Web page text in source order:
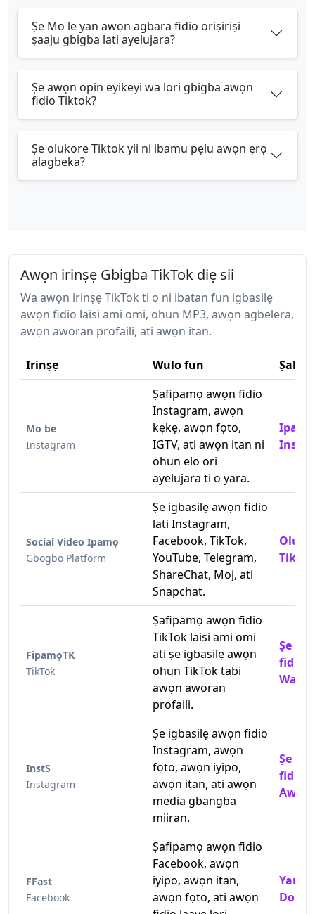
Ṣe Mo le yan awọn agbara fidio oriṣiriṣi
ṣaaju gbigba lati ayelujara?
Ṣe awọn opin eyikeyi wa lori gbigba awọn
fidio Tiktok?
Ṣe olukore Tiktok yii ni ibamu pẹlu awọn ẹrọ
alagbeka?
Awọn irinṣẹ Gbigba TikTok diẹ sii
Wa awọn irinṣẹ TikTok ti o ni ibatan fun igbasilẹ
awọn fidio laisi ami omi, ohun MP3, awọn agbelera,
awọn aworan profaili, ati awọn itan.
Irinṣẹ Wulo fun
Mo be
Instagram
Ṣafipamọ awọn fidio
Instagram, awọn
kẹkẹ, awọn fọto,
IGTV, ati awọn itan ni
ohun elo ori
ayelujara ti o yara.
Social Video Ipamọ
Gbogbo Platform
Ṣe igbasilẹ awọn fidio
lati Instagram,
Facebook, TikTok,
YouTube, Telegram,
ShareChat, Moj, ati
Snapchat.
FipamọTK
TikTok
Ṣafipamọ awọn fidio
TikTok laisi ami omi
ati ṣe igbasilẹ awọn
ohun TikTok tabi
awọn aworan
profaili.
Ṣe
fidio
InstS
Instagram
Ṣe igbasilẹ awọn fidio
Instagram, awọn
fọto, awọn iyipo,
awọn itan, ati awọn
media gbangba
miiran.
Ṣe
fidio
Awọn
FFast
Facebook
Ṣafipamọ awọn fidio
Facebook, awọn
iyipo, awọn itan,
awọn fọto, ati awọn
Yara